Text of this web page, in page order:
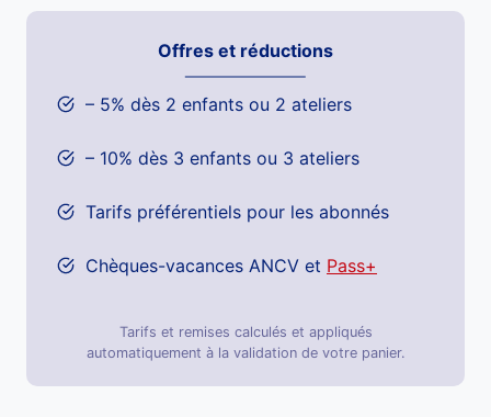
Offres et réductions
– 5% dès 2 enfants ou 2 ateliers
– 10% dès 3 enfants ou 3 ateliers
Tarifs préférentiels pour les abonnés
Chèques-vacances ANCV et Pass+
Tarifs et remises calculés et appliqués
automatiquement à la validation de votre panier.